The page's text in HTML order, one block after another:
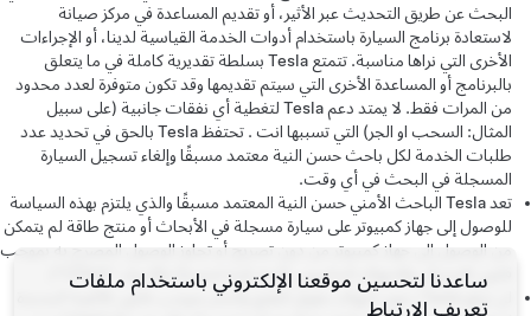
البحث عن طريق التحديث عبر الأثير، أو تقديم المساعدة في مركز صيانة
لاستعادة برنامج السيارة باستخدام أدوات الخدمة القياسية لدينا، أو الإجراءات
الأخرى التي نراها مناسبة. تتمتع Tesla بسلطة تقديرية كاملة في ما يتعلق
بالبرنامج أو المساعدة الأخرى التي سيتم تقديمها وقد تكون متوفرة لعدد محدود
من المرات فقط. لا يمتد دعم Tesla لتغطية أي نفقات جانبية (على سبيل
المثال: السحب او الجر) التي تسببها انت . تحتفظ Tesla بالحق في تحديد عدد
طلبات الخدمة لكل باحث حسن النية معتمد مسبقًا وإلغاء تسجيل السيارة
المسجلة في البحث في أي وقت.
تعد Tesla الباحث الأمني حسن النية المعتمد مسبقًا والذي يلتزم بهذه السياسة
للوصول إلى جهاز كمبيوتر على سيارة مسجلة في الأبحاث أو منتج طاقة لم يتمكن
من الوصول إلى جهاز كمبيوتر من دون تصريح أو تجاوز الوصول المصرح به بموجب
قانون الاحتيال والانتهاك الحاسوبي (يُشار إليه اختصارًا بالأحرف "CFAA").
لن ترفع Tesla دعوى انتهاك حقوق الطبع والنشر بموجب قانون الألفية الجديدة
ساعدنا لتحسين موقعنا الإلكتروني باستخدام ملفات
تعريف الارتباط